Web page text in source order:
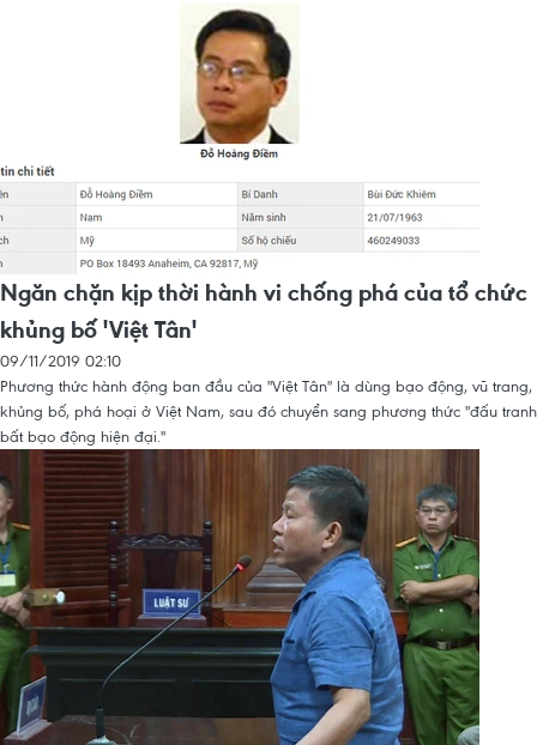
Ngăn chặn kịp thời hành vi chống phá của tổ chức
khủng bố 'Việt Tân'
09/11/2019 02:10
Phương thức hành động ban đầu của "Việt Tân" là dùng bạo động, vũ trang,
khủng bố, phá hoại ở Việt Nam, sau đó chuyển sang phương thức "đấu tranh
bất bạo động hiện đại."